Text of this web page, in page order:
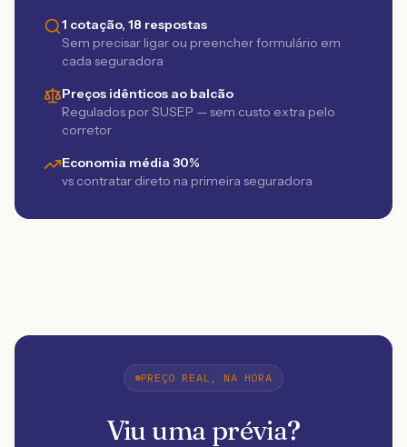
1 cotação, 18 respostas
Sem precisar ligar ou preencher formulário em
cada seguradora
Preços idênticos ao balcão
Regulados por SUSEP — sem custo extra pelo
corretor
Economia média 30%
vs contratar direto na primeira seguradora
PREÇO REAL, NA HORA
Viu uma prévia?